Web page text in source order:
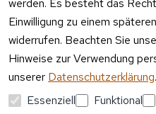
werden. Es besteht das
Einwilligung zu einem
widerrufen. Beachten Sie
Hinweise zur Verwendung
unserer Datenschutzerklärung.
Essenziell
Funktional
widerrufen